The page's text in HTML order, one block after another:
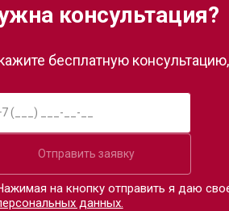
консультация?
бесплатную
Отправить заявку
на кнопку отправить я даю
данных.